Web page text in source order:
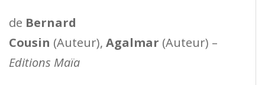
de Bernard
Cousin (Auteur), Agalmar (Auteur) –
Editions Maïa